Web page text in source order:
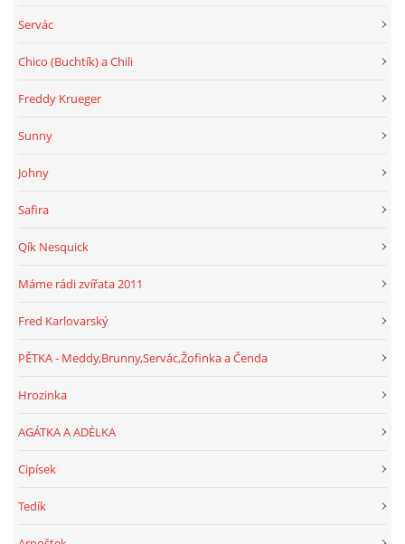
Servác
Chico (Buchtík) a Chili
Freddy Krueger
Sunny
Johny
Safira
Qík Nesquick
Máme rádi zvířata 2011
Fred Karlovarský
PĚTKA - Meddy,Brunny,Servác,Žofinka a Čenda
Hrozinka
AGÁTKA A ADÉLKA
Cipísek
Tedík